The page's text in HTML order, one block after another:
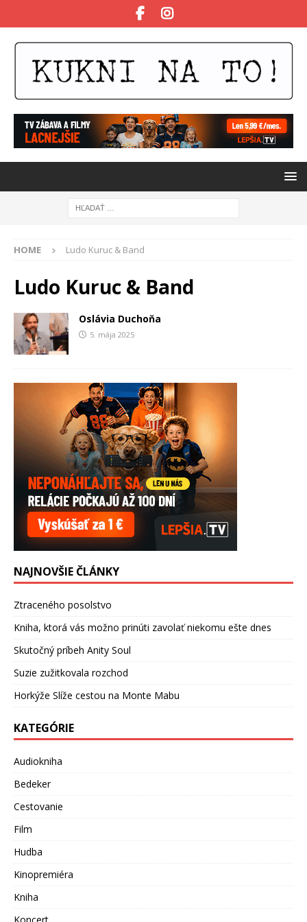
HOME Ludo Kuruc & Band
Ludo Kuruc & Band
Oslávia Duchoňa
5. mája 2025
NAJNOVŠIE ČLÁNKY
Ztraceného posolstvo
Kniha, ktorá vás možno prinúti zavolať niekomu ešte dnes
Skutočný príbeh Anity Soul
Suzie zužitkovala rozchod
Horkýže Slíže cestou na Monte Mabu
KATEGÓRIE
Audiokniha
Bedeker
Cestovanie
Film
Hudba
Kinopremiéra
Kniha
Koncert